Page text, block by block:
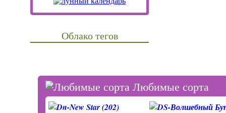
Облако тегов
Любимые сорта